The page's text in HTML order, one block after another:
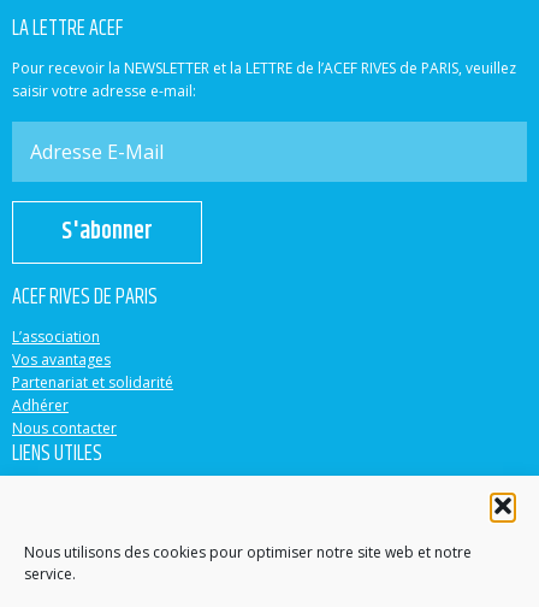
Nous utilisons des cookies pour optimiser notre site web et notre
service.
LA LETTRE ACEF
Pour recevoir la NEWSLETTER et la LETTRE de l’ACEF RIVES de PARIS, veuillez
saisir votre adresse e-mail:
S'abonner
ACEF RIVES DE PARIS
L’association
Vos avantages
Partenariat et solidarité
Adhérer
Nous contacter
LIENS UTILES